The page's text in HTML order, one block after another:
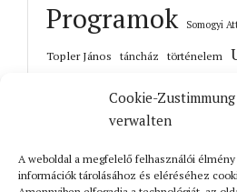
Cookie-Zustimmung
verwalten
A weboldal a megfelelő felhasználói
információk tárolásához és eléréséhez
Programok Somogyi
Topler János táncház történelem